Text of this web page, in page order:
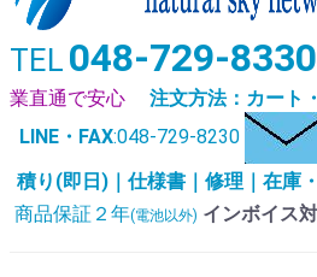
TEL 048-729-8330
業直通で安心
注文方法：カート
LINE・FAX:048-729-8230
積り(即日)｜仕様書｜修理｜在庫
商品保証２年(電池以外) インボイス